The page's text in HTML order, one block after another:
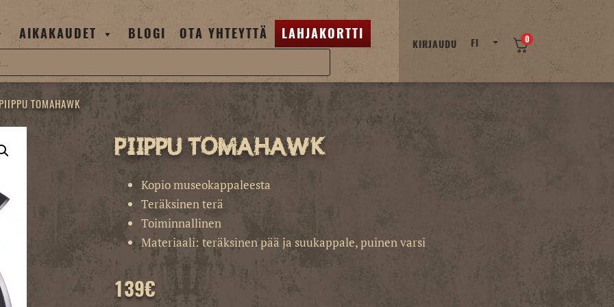
AIKAKAUDET BLOGI OTA YHTEYTTÄ LAHJAKORTTI
KIRJAUDU FI 0
PIIPPU TOMAHAWK
Piippu Tomahawk
Kopio museokappaleesta
Teräksinen terä
Toiminnallinen
Materiaali: teräksinen pää ja suukappale, puinen varsi
139€